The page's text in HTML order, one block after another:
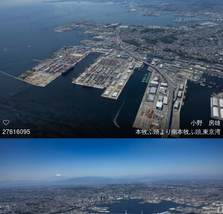
27616095
小野 房雄
本牧ふ頭より南本牧ふ頭,東京湾